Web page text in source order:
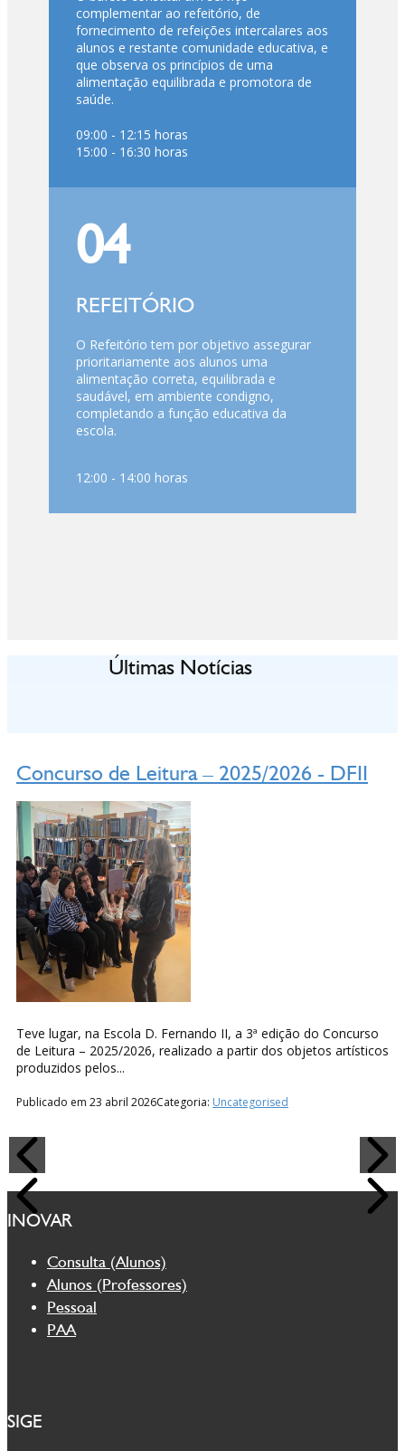
complementar ao refeitório, de
fornecimento de refeições intercalares aos
alunos e restante comunidade educativa, e
que observa os princípios de uma
alimentação equilibrada e promotora de
saúde.
09:00 - 12:15 horas
15:00 - 16:30 horas
04
REFEITÓRIO
O Refeitório tem por objetivo assegurar
prioritariamente aos alunos uma
alimentação correta, equilibrada e
saudável, em ambiente condigno,
completando a função educativa da
escola.
12:00 - 14:00 horas
Últimas Notícias
Concurso de Leitura – 2025/2026 - DFII
Teve lugar, na Escola D. Fernando II, a 3ª edição do Concurso
de Leitura – 2025/2026, realizado a partir dos objetos artísticos
produzidos pelos...
Publicado em 23 abril 2026Categoria: Uncategorised
INOVAR
Consulta (Alunos)
Alunos (Professores)
Pessoal
PAA
SIGE